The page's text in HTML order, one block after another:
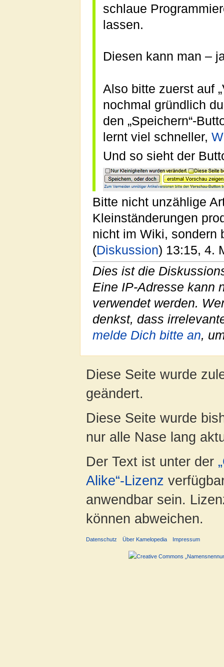
schlaue
lassen.
Diesen kann man –
Also bitte zuerst auf
nochmal gründlich
den „Speichern“-
lernt viel schneller,
Und so sieht der
Bitte nicht unzählige
Kleinständerungen
nicht im Wiki, sondern
(Diskussion) 13:15, 4.
Dies ist die
Eine IP-Adresse kann
verwendet werden.
denkst, dass
melde Dich bitte an,
Diese Seite wurde
geändert.
Diese Seite wurde
nur alle Nase lang
Der Text ist unter der
Alike“-Lizenz
anwendbar sein.
können abweichen.
Datenschutz Über Kamelopedia Impressum